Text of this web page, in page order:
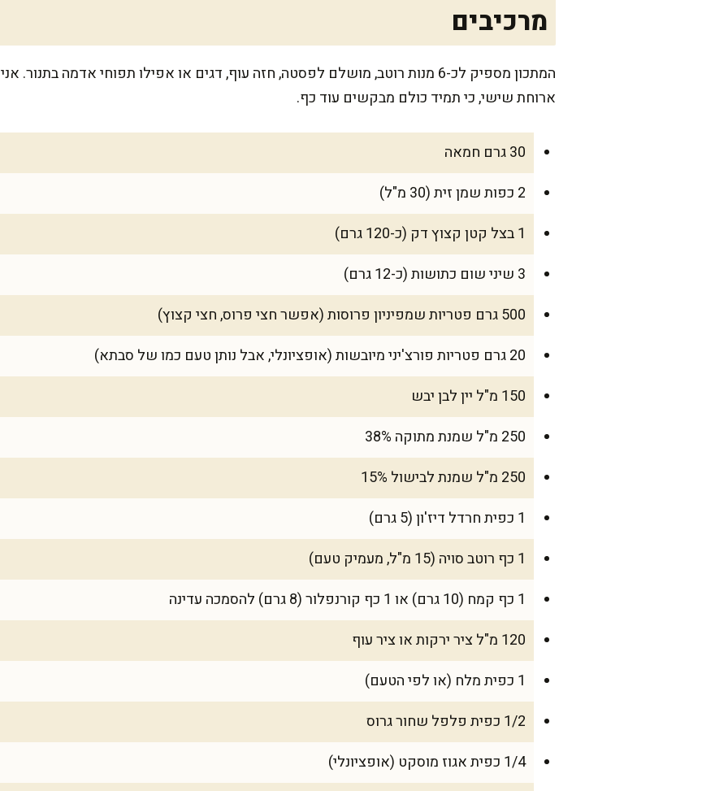
מרכיבים
המתכון מספיק לכ-6 מנות רוטב, מושלם לפסטה, חזה עוף, דגים או אפילו תפוחי אדמה
ארוחת שישי, כי תמיד כולם מבקשים עוד כף.
30 גרם חמאה
2 כפות שמן זית (30 מ"ל)
1 בצל קטן קצוץ דק (כ-120 גרם)
3 שיני שום כתושות (כ-12 גרם)
500 גרם פטריות שמפיניון פרוסות (אפשר חצי פרוס, חצי קצוץ)
20 גרם פטריות פורצ'יני מיובשות (אופציונלי, אבל נותן טעם כמו של סבתא)
150 מ"ל יין לבן יבש
250 מ"ל שמנת מתוקה 38%
250 מ"ל שמנת לבישול 15%
1 כפית חרדל דיז'ון (5 גרם)
1 כף רוטב סויה (15 מ"ל, מעמיק טעם)
1 כף קמח (10 גרם) או 1 כף קורנפלור (8 גרם) להסמכה עדינה
120 מ"ל ציר ירקות או ציר עוף
1 כפית מלח (או לפי הטעם)
1/2 כפית פלפל שחור גרוס
1/4 כפית אגוז מוסקט (אופציונלי)